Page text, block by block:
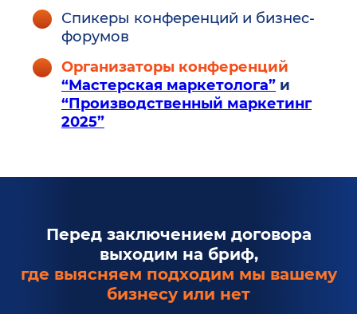
Спикеры конференций и бизнес-
форумов
Организаторы конференций
“Мастерская маркетолога” и
“Производственный маркетинг
2025”
Перед заключением договора
выходим на бриф,
где выясняем подходим мы вашему
бизнесу или нет